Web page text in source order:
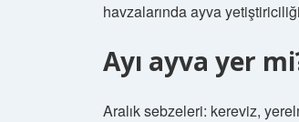
havzalarında ayva
Ayı ayva yer
Aralık sebzeleri: kereviz,